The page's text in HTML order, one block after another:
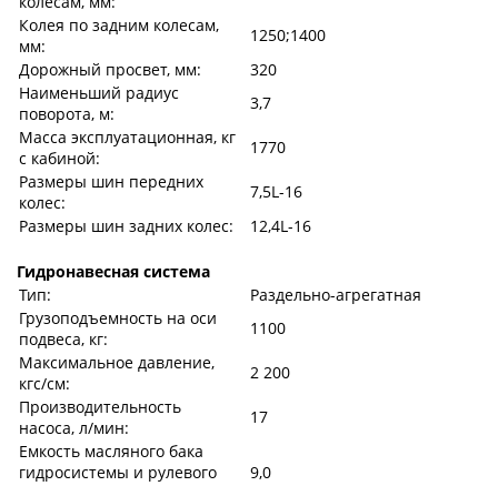
Колея по задним колесам,
мм:
1250;1400
Дорожный просвет, мм:
320
Наименьший радиус
поворота, м:
3,7
Масса эксплуатационная, кг
с кабиной:
1770
Размеры шин передних
колес:
7,5L-16
Размеры шин задних колес:
12,4L-16
Гидронавесная система
Тип:
Раздельно-агрегатная
Грузоподъемность на оси
подвеса, кг:
1100
Максимальное давление,
кгс/см:
2 200
Производительность
насоса, л/мин:
17
Емкость масляного бака
гидросистемы и рулевого
9,0